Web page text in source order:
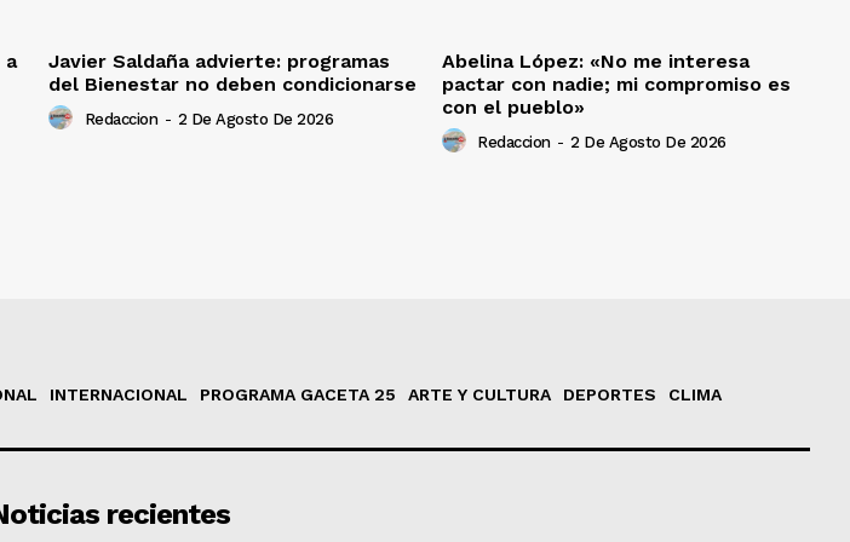
a
Javier Saldaña advierte: programas
del Bienestar no deben condicionarse
Redaccion - 2 De Agosto De 2026
Abelina López: «No me interesa
pactar con nadie; mi compromiso es
con el pueblo»
Redaccion - 2 De Agosto De 2026
INTERNACIONAL PROGRAMA GACETA 25 ARTE Y CULTURA DEPORTES
CLIMA
recientes